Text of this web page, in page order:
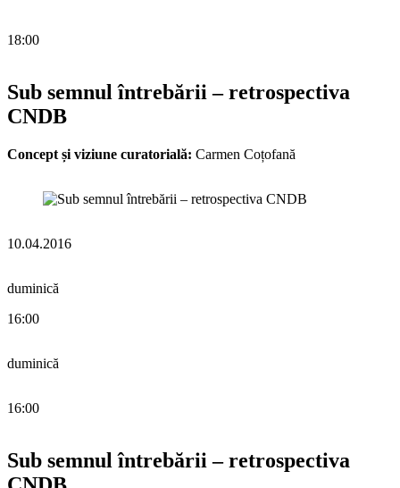
18:00
Sub semnul întrebării – retrospectiva
CNDB
Concept și viziune curatorială: Carmen Coțofană
10.04.2016
duminică
16:00
duminică
16:00
Sub semnul întrebării – retrospectiva